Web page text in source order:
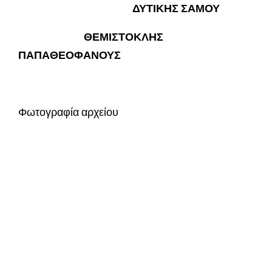
ΔΥΤΙΚΗΣ ΣΑΜΟΥ
ΘΕΜΙΣΤΟΚΛΗΣ
ΠΑΠΑΘΕΟΦΑΝΟΥΣ
Φωτογραφία αρχείου